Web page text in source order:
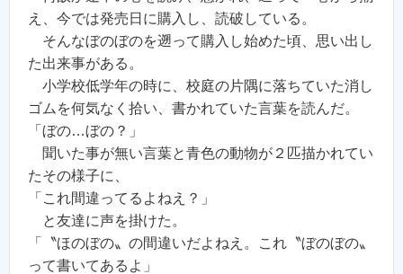
え、今では発売日に購入し、読破している。
そんなぼのぼのを遡って購入し始めた頃、思い出し
た出来事がある。
小学校低学年の時に、校庭の片隅に落ちていた消し
ゴムを何気なく拾い、書かれていた言葉を読んだ。
「ぼの…ぼの？」
聞いた事が無い言葉と青色の動物が２匹描かれてい
たその様子に、
「これ間違ってるよねえ？」
と友達に声を掛けた。
「〝ほのぼの〟の間違いだよねえ。これ〝ぼのぼの〟
って書いてあるよ」